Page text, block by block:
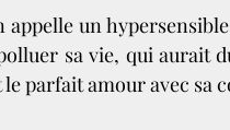
appelle un
sa vie, qui aurait
parfait amour avec sa